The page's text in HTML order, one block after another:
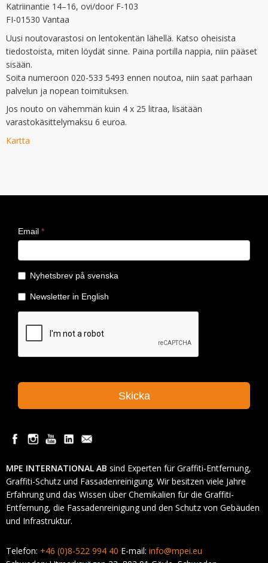
Katriinantie 14–16, ovi/door F-103
FI-01530 Vantaa
Uusi noutovarastosi on lentokentän lähellä. Katso oheisista
tiedostoista, miten löydät sinne. Paina portilla nappia, niin pääset
sisään.
Soita numeroon 020-533 5493 ennen noutoa, niin saat parhaan
palvelun ja nopean toimituksen.
Jos nouto on vähemmän kuin 4 x 25 litraa, lisätään
varastokäsittelymaksu 6 euroa.
Kartta
MPE INTERNATIONAL AB sind Experten für Graffiti-Entfernung,
Graffiti-Schutz und Fassadenreinigung. Wir besitzen viele Jahre
Erfahrung und das Wissen über Chemikalien für die Graffiti-
Entfernung, die Fassadenreinigung und den Schutz von Gebäuden
und Infrastruktur.
Telefon: +46 (0)8-522 994 40 E-mail: info@mpei.eu